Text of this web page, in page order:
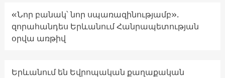
«Նոր բանակ՝ նոր սպառազինությամբ».
զորահանդես Երևանում Հանրապետության
օրվա առթիվ
Երևանում են Եվրոպական քաղաքական